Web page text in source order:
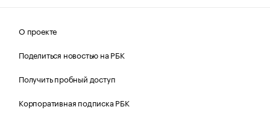
О проекте
Поделиться новостью на РБК
Получить пробный доступ
Корпоративная подписка РБК